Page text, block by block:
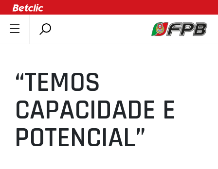
ÚLTIMAS
COMPETIÇÕES
ASSOCIAÇÕES
CLUBES
AGENTES
“TEMOS
CAPACIDADE E
POTENCIAL”